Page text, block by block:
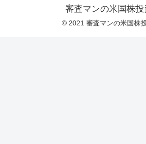
審査マンの米国株投
© 2021 審査マンの米国株